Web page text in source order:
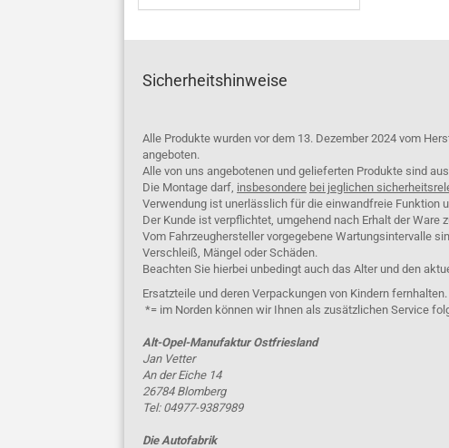
Sicherheitshinweise
Alle Produkte wurden vor dem 13. Dezember 2024 vom
angeboten.
Alle von uns angebotenen und gelieferten Produkte sind
Die Montage darf, insbesondere bei jeglichen
Verwendung ist unerlässlich für die einwandfreie Funktion
Der Kunde ist verpflichtet, umgehend nach Erhalt der
Vom Fahrzeughersteller vorgegebene Wartungsintervalle
Verschleiß, Mängel oder Schäden.
Beachten Sie hierbei unbedingt auch das Alter und den
Ersatzteile und deren Verpackungen von Kindern
*= im Norden können wir Ihnen als zusätzlichen Service
Alt-Opel-Manufaktur Ostfriesland
Jan Vetter
An der Eiche 14
26784 Blomberg
Tel: 04977-9387989
Die Autofabrik